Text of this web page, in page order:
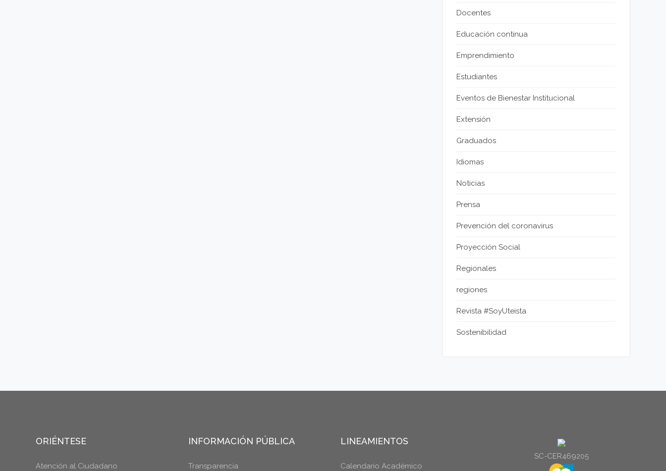
Docentes
Educación continua
Emprendimiento
Estudiantes
Eventos de Bienestar Institucional
Extensión
Graduados
Idiomas
Noticias
Prensa
Prevención del coronavirus
Proyección Social
Regionales
regiones
Revista #SoyUteista
Sostenibilidad
ORIÉNTESE
Atención al Ciudadano
INFORMACIÓN PÚBLICA
Transparencia
LINEAMIENTOS
Calendario Académico
SC-CER469205